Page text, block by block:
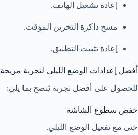
إعادة تشغيل الهاتف.
مسح ذاكرة التخزين المؤقت.
إعادة تثبيت التطبيق.
أفضل إعدادات الوضع الليلي لتجربة مريحة
للحصول على أفضل تجربة يُنصح بما يلي:
خفض سطوع الشاشة
حتى مع تفعيل الوضع الليلي.